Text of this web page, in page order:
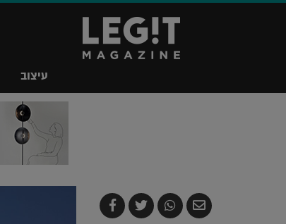
עיצוב
שלח
בדואר
שתף
ב-
צייץ
ב-
שתף
ב-